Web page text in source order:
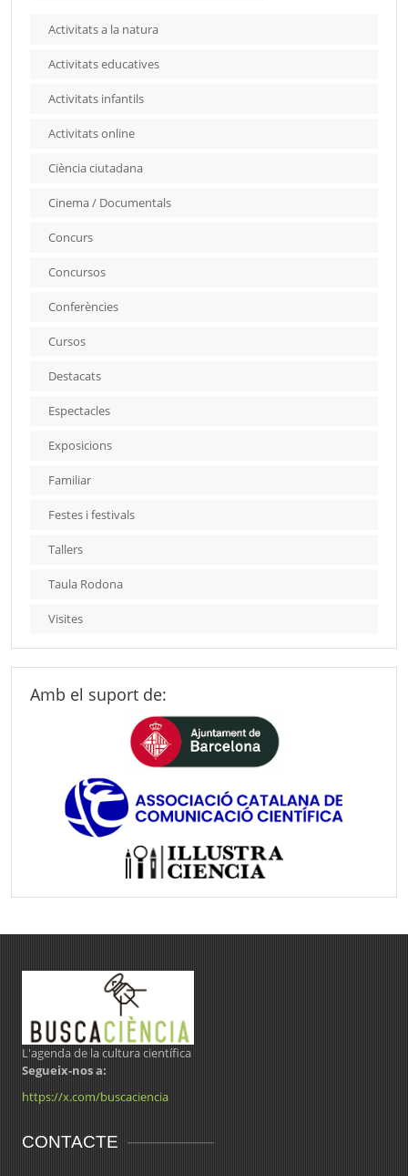
Activitats a la natura
Activitats educatives
Activitats infantils
Activitats online
Ciència ciutadana
Cinema / Documentals
Concurs
Concursos
Conferències
Cursos
Destacats
Espectacles
Exposicions
Familiar
Festes i festivals
Tallers
Taula Rodona
Visites
Amb el suport de:
L'agenda de la cultura científica
Segueix-nos a:
https://x.com/buscaciencia
CONTACTE